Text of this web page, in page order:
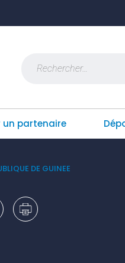
un partenaire
DE GUINEE